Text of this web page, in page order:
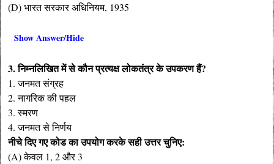
(D) भारत सरकार अधिनियम, 1935
Show Answer/Hide
3. निम्नलिखित में से कौन प्रत्यक्ष लोकतंत्र के उपकरण हैं?
1. जनमत संग्रह
2. नागरिक की पहल
3. स्मरण
4. जनमत से निर्णय
नीचे दिए गए कोड का उपयोग करके सही उत्तर चुनिए:
(A) केवल 1, 2 और 3